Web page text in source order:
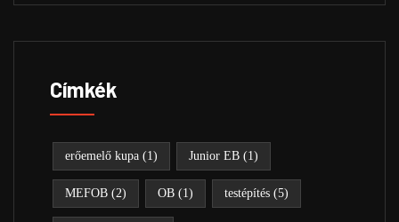
Címkék
erőemelő kupa (1) Junior EB (1)
MEFOB (2) OB (1) testépítés (5)